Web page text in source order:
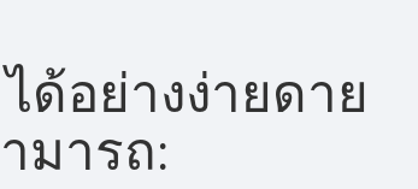
ด้อย่างง่ายดาย
มารถ: